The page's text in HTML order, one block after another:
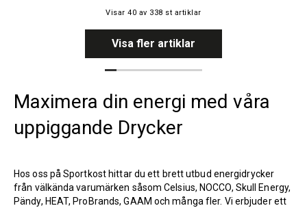
Maximera din energi med våra
uppiggande Drycker
Hos oss på Sportkost hittar du ett brett utbud energidrycker
från välkända varumärken såsom Celsius, NOCCO, Skull Energy,
Pändy, HEAT, ProBrands, GAAM och många fler. Vi erbjuder ett
Visar40 av 338 st artiklar
Visa fler artiklar